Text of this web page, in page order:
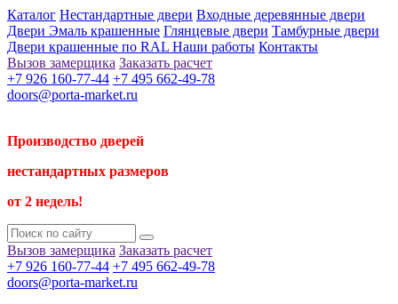
Каталог Нестандартные двери Входные деревянные двери
Двери Эмаль крашенные Глянцевые двери Тамбурные двери
Двери крашенные по RAL Наши работы Контакты
Вызов замерщика Заказать расчет
+7 926 160-77-44 +7 495 662-49-78
doors@porta-market.ru
Производство дверей
нестандартных размеров
от 2 недель!
Вызов замерщика Заказать расчет
+7 926 160-77-44 +7 495 662-49-78
doors@porta-market.ru